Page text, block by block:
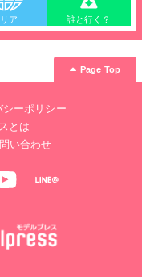
ア 誰と行く？
Page Top
シーポリシー
とは
い合わせ